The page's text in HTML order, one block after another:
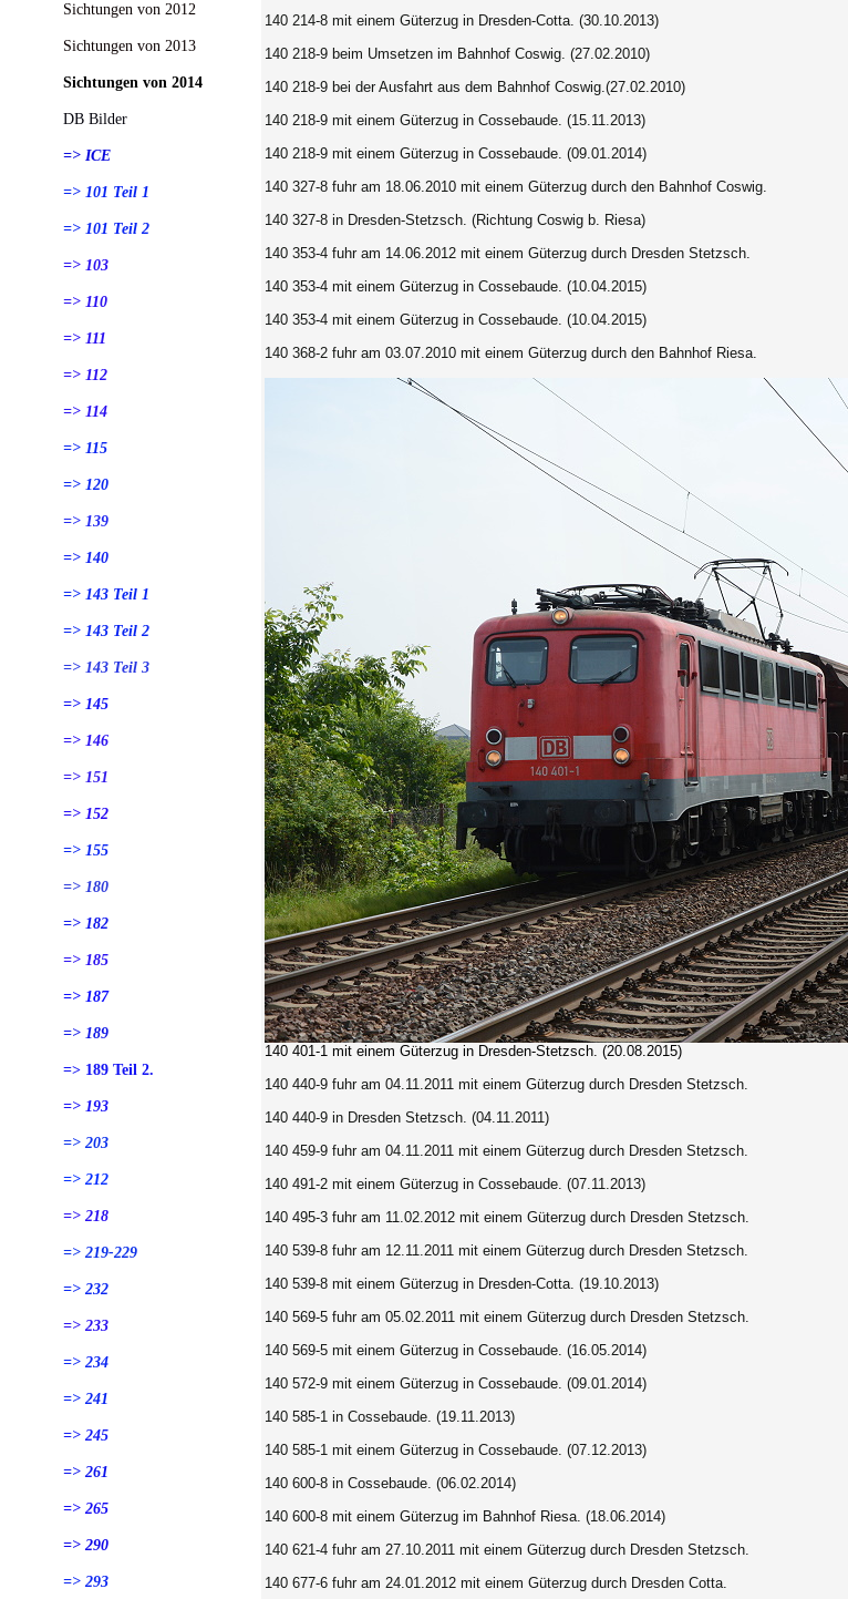
Sichtungen von 2012
Sichtungen von 2013
Sichtungen von 2014
DB Bilder
=> ICE
=> 101 Teil 1
=> 101 Teil 2
=> 103
=> 110
=> 111
=> 112
=> 114
=> 115
=> 120
=> 139
=> 140
=> 143 Teil 1
=> 143 Teil 2
=> 143 Teil 3
=> 145
=> 146
=> 151
=> 152
=> 155
=> 180
=> 182
=> 185
=> 187
=> 189
=> 189 Teil 2.
=> 193
=> 203
=> 212
=> 218
=> 219-229
=> 232
=> 233
=> 234
=> 241
=> 245
=> 261
=> 265
=> 290
=> 293
140 214-8 mit einem Güterzug in Dresden-Cotta. (30.10.2013)
140 218-9 beim Umsetzen im Bahnhof Coswig. (27.02.2010)
140 218-9 bei der Ausfahrt aus dem Bahnhof Coswig.(27.02.2010)
140 218-9 mit einem Güterzug in Cossebaude. (15.11.2013)
140 218-9 mit einem Güterzug in Cossebaude. (09.01.2014)
140 327-8 fuhr am 18.06.2010 mit einem Güterzug durch den Bahnhof Coswig.
140 327-8 in Dresden-Stetzsch. (Richtung Coswig b. Riesa)
140 353-4 fuhr am 14.06.2012 mit einem Güterzug durch Dresden Stetzsch.
140 353-4 mit einem Güterzug in Cossebaude. (10.04.2015)
140 353-4 mit einem Güterzug in Cossebaude. (10.04.2015)
140 368-2 fuhr am 03.07.2010 mit einem Güterzug durch den Bahnhof Riesa.
140 401-1 mit einem Güterzug inDresden-Stetzsch. (20.08.2015)
140 440-9 fuhr am 04.11.2011 mit einem Güterzug durch Dresden Stetzsch.
140 440-9 in Dresden Stetzsch. (04.11.2011)
140 459-9 fuhr am 04.11.2011 mit einem Güterzug durch Dresden Stetzsch.
140 491-2 mit einem Güterzug in Cossebaude. (07.11.2013)
140 495-3 fuhr am 11.02.2012 mit einem Güterzug durch Dresden Stetzsch.
140 539-8 fuhr am 12.11.2011 mit einem Güterzug durch Dresden Stetzsch.
140 539-8 mit einem Güterzug in Dresden-Cotta. (19.10.2013)
140 569-5 fuhr am 05.02.2011 mit einem Güterzug durch Dresden Stetzsch.
140 569-5 mit einem Güterzug in Cossebaude. (16.05.2014)
140 572-9 mit einem Güterzug in Cossebaude. (09.01.2014)
140 585-1 in Cossebaude. (19.11.2013)
140 585-1 mit einem Güterzug in Cossebaude. (07.12.2013)
140 600-8 in Cossebaude. (06.02.2014)
140 600-8 mit einem Güterzug im Bahnhof Riesa. (18.06.2014)
140 621-4 fuhr am 27.10.2011 mit einem Güterzug durch Dresden Stetzsch.
140 677-6 fuhr am 24.01.2012 mit einem Güterzug durch Dresden Cotta.